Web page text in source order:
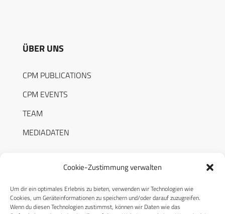
Cookie-Zustimmung verwalten
Um dir ein optimales Erlebnis zu bieten, verwenden wir Technologien wie
Cookies, um Geräteinformationen zu speichern und/oder darauf zuzugreifen.
Wenn du diesen Technologien zustimmst, können wir Daten wie das
ÜBER UNS
CPM PUBLICATIONS
CPM EVENTS
TEAM
MEDIADATEN
RECHTLICHES